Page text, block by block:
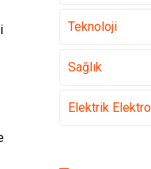
Teknoloji
Sağlık
Elektrik